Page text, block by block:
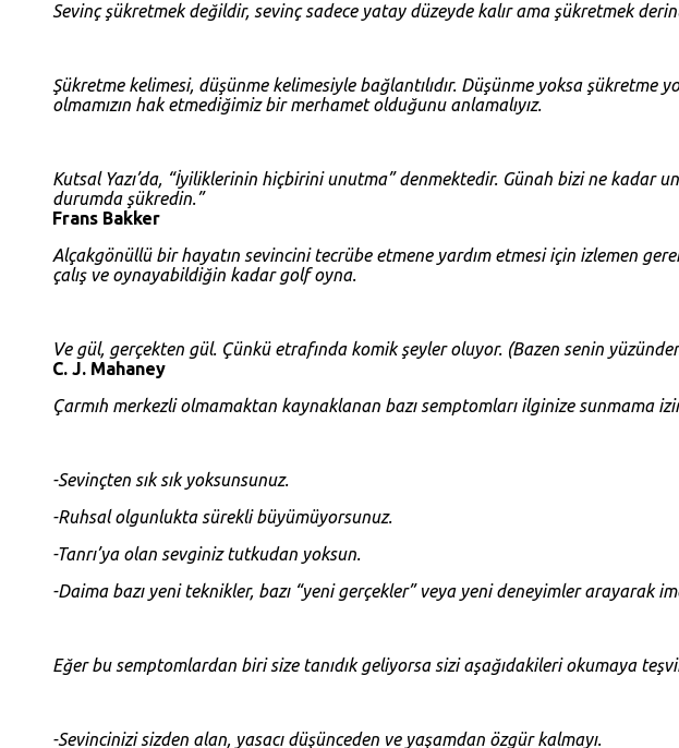
Sevinç şükretmek değildir, sevinç sadece yatay düzeyde kalır ama şükretmek
Şükretme kelimesi, düşünme kelimesiyle bağlantılıdır. Düşünme yoksa şükretme
olmamızın hak etmediğimiz bir merhamet olduğunu anlamalıyız.
Kutsal Yazı’da, “İyiliklerinin hiçbirini unutma” denmektedir. Günah bizi ne kadar
durumda şükredin.”
Frans Bakker
Alçakgönüllü bir hayatın sevincini tecrübe etmene yardım etmesi için izlemen
çalış ve oynayabildiğin kadar golf oyna.
Ve gül, gerçekten gül. Çünkü etrafında komik şeyler oluyor. (Bazen senin
C. J. Mahaney
Çarmıh merkezli olmamaktan kaynaklanan bazı semptomları ilginize sunmama
-Sevinçten sık sık yoksunsunuz.
-Ruhsal olgunlukta sürekli büyümüyorsunuz.
-Tanrı’ya olan sevginiz tutkudan yoksun.
-Daima bazı yeni teknikler, bazı “yeni gerçekler” veya yeni deneyimler arayarak
Eğer bu semptomlardan biri size tanıdık geliyorsa sizi aşağıdakileri okumaya
-Sevincinizi sizden alan, yasacı düşünceden ve yaşamdan özgür kalmayı.